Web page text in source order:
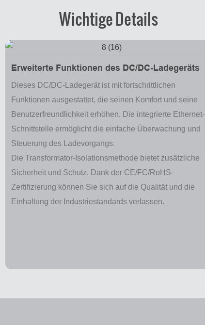
Wichtige Details
Erweiterte Funktionen des DC/DC-Ladegeräts
Dieses DC/DC-Ladegerät ist mit fortschrittlichen
Funktionen ausgestattet, die seinen Komfort und seine
Benutzerfreundlichkeit erhöhen. Die integrierte Ethernet-
Schnittstelle ermöglicht die einfache Überwachung und
Steuerung des Ladevorgangs.
Die Transformator-Isolationsmethode bietet zusätzliche
Sicherheit und Schutz. Dank der CE/FC/RoHS-
Zertifizierung können Sie sich auf die Qualität und die
Einhaltung der Industriestandards verlassen.